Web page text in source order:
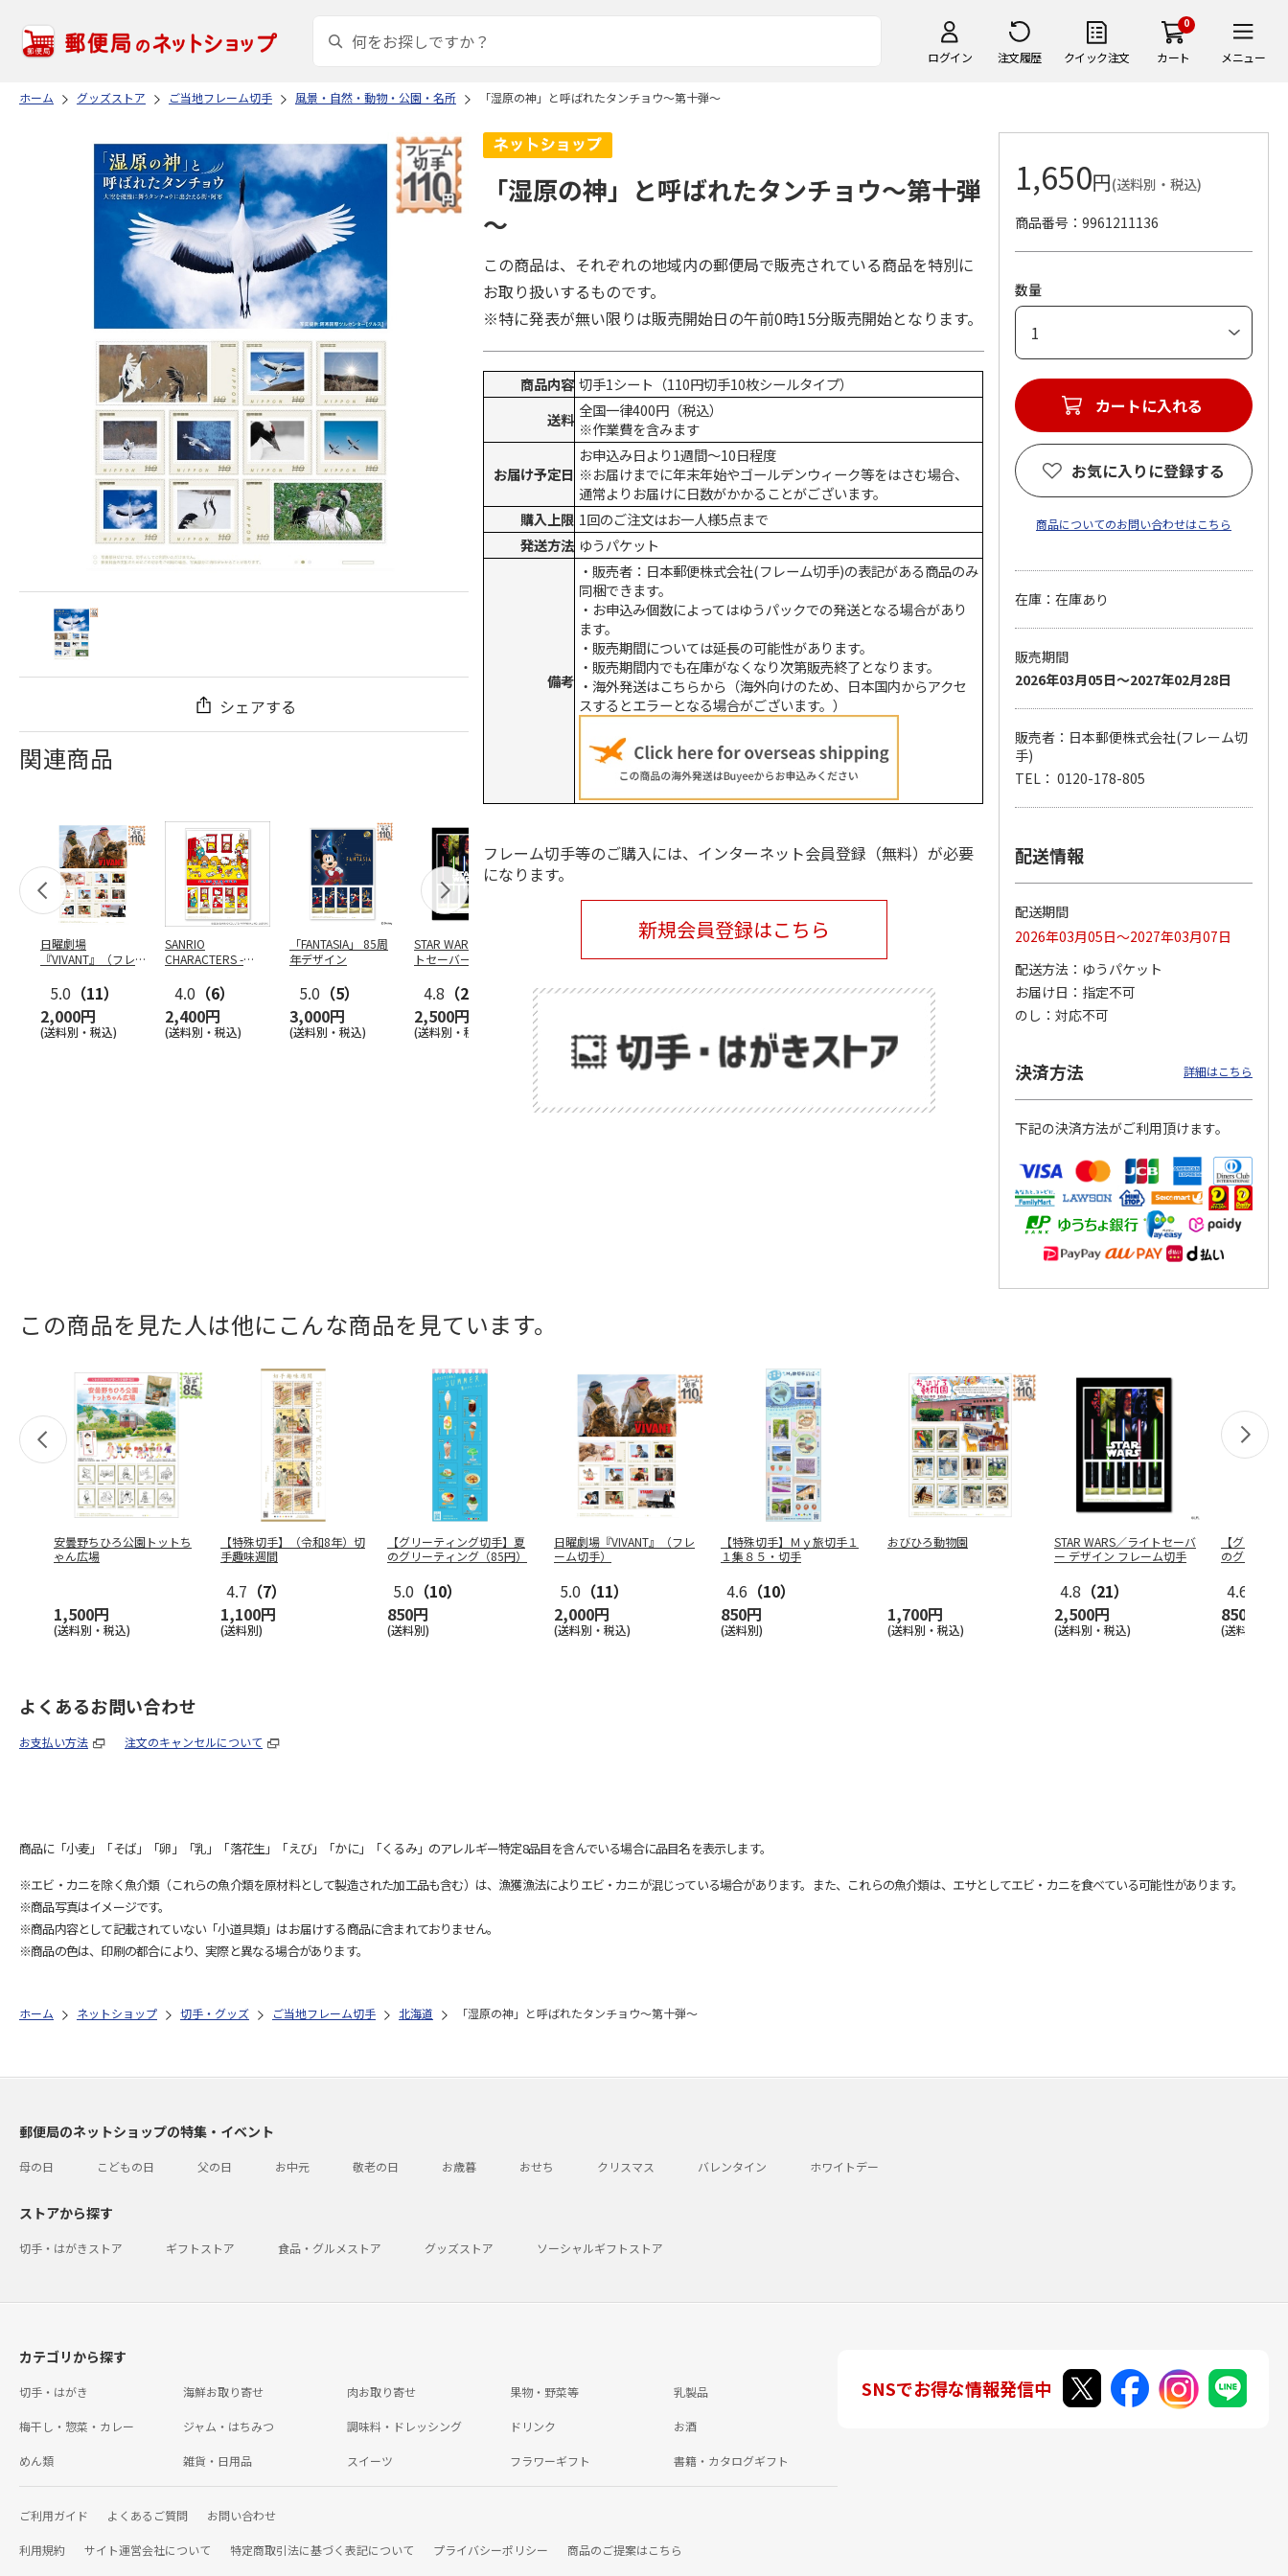
ログイン 注文履歴 クイック注文
0
カート メニュー
ホーム グッズストア ご当地フレーム切手 風景・自然・動物・公園・名所 「湿原の神」と呼ばれたタンチョウ～第十弾～
シェアする
関連商品
日曜劇場
『VIVANT』（フレ
5.0 （11）
2,000円
(送料別・税込)
SANRIO
CHARACTERS -
4.0 （6）
2,400円
(送料別・税込)
「FANTASIA」 85周
年デザイン
5.0 （5）
3,000円
(送料別・税込)
STAR WARS／ライ
トセーバー デザイ
4.8 （21）
2,500円
(送料別・税込)
CHARACTERS -
5.0（2）
(送料別・税込)
SANRIO
CHARACTERS -BUS
5.0（2）
(送料別・税込)
安曇野ちひろ公園ト
ットちゃん広場
(送料別・税込)
産登録
4.7
2,000円
(送料別・税込)
15周年記念 特急 A
4.0 （2）
1,300円
ぼく、シマエナガ。
「湿原の神」と呼ばれたタンチョウ～第十弾
～
この商品は、それぞれの地域内の郵便局で販売されている商品を特別に
お取り扱いするものです。
※特に発表が無い限りは販売開始日の午前0時15分販売開始となります。
商品内容 切手1シート（110円切手10枚シールタイプ）
送料 全国一律400円（税込）
※作業費を含みます
お届け予定日
お申込み日より1週間～10日程度
※お届けまでに年末年始やゴールデンウィーク等をはさむ場合、
通常よりお届けに日数がかかることがございます。
購入上限 1回のご注文はお一人様5点まで
発送方法 ゆうパケット
備考
・販売者：日本郵便株式会社(フレーム切手)の表記がある商品のみ
同梱できます。
・お申込み個数によってはゆうパックでの発送となる場合があり
ます。
・販売期間については延長の可能性があります。
・販売期間内でも在庫がなくなり次第販売終了となります。
・海外発送はこちらから（海外向けのため、日本国内からアクセ
スするとエラーとなる場合がございます。）
フレーム切手等のご購入には、インターネット会員登録（無料）が必要
になります。
新規会員登録はこちら
1,650円(送料別・税込)
商品番号
9961211136
数量
カートに入れる
お気に入りに登録する
商品についてのお問い合わせはこちら
在庫：在庫あり
販売期間
2026年03月05日～2027年02月28日
販売者：日本郵便株式会社(フレーム切
手)
TEL： 0120-178-805
配送情報
配送期間
2026年03月05日～2027年03月07日
配送方法
ゆうパケット
お届け日
指定不可
のし
対応不可
決済方法 詳細はこちら
下記の決済方法がご利用頂けます。
この商品を見た人は他にこんな商品を見ています。
安曇野ちひろ公園トットち
ゃん広場
1,500円
(送料別・税込)
【特殊切手】（令和8年）切
手趣味週間
4.7 （7）
1,100円
(送料別)
【グリーティング切手】夏
のグリーティング（85円）
5.0 （10）
850円
(送料別)
日曜劇場『VIVANT』（フレ
ーム切手）
5.0 （11）
2,000円
(送料別・税込)
【特殊切手】Ｍｙ旅切手１
１集８５・切手
4.6 （10）
850円
(送料別)
おびひろ動物園
1,700円
(送料別・税込)
STAR WARS／ライトセーバ
ー デザイン フレーム切手
4.8 （21）
2,500円
(送料別・税込)
【グリーテ
のグリーテ
4.6
850円
(送料別)
よくあるお問い合わせ
お支払い方法 注文のキャンセルについて
商品に「小麦」「そば」「卵」「乳」「落花生」「えび」「かに」「くるみ」のアレルギー特定8品目を含んでいる場合に品目名を表示します。
※エビ・カニを除く魚介類（これらの魚介類を原材料として製造された加工品も含む）は、漁獲漁法によりエビ・カニが混じっている場合があります。また、これらの魚介類は、エサとしてエビ・カニを食べている可能性があります。
※商品写真はイメージです。
※商品内容として記載されていない「小道具類」はお届けする商品に含まれておりません。
※商品の色は、印刷の都合により、実際と異なる場合があります。
ホーム ネットショップ 切手・グッズ ご当地フレーム切手 北海道 「湿原の神」と呼ばれたタンチョウ～第十弾～
郵便局のネットショップの特集・イベント
母の日 こどもの日 父の日 お中元 敬老の日 お歳暮 おせち クリスマス バレンタイン ホワイトデー
ストアから探す
切手・はがきストア ギフトストア 食品・グルメストア グッズストア ソーシャルギフトストア
カテゴリから探す
切手・はがき 海鮮お取り寄せ 肉お取り寄せ 果物・野菜等 乳製品
梅干し・惣菜・カレー ジャム・はちみつ 調味料・ドレッシング ドリンク お酒
めん類 雑貨・日用品 スイーツ フラワーギフト 書籍・カタログギフト
ご利用ガイド よくあるご質問 お問い合わせ
利用規約 サイト運営会社について 特定商取引法に基づく表記について プライバシーポリシー 商品のご提案はこちら
SNSでお得な情報発信中